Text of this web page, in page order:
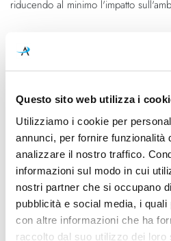
Questo sito web utilizza i
Utilizziamo i cookie per
annunci, per fornire funzionalità
analizzare il nostro traffico.
informazioni sul modo in cui
nostri partner che si occupano
pubblicità e social media, i
con altre informazioni che ha
raccolto dal suo utilizzo dei loro
riducendo al minimo l'impatto
Caratteristiche
PE07817.011.0514
Dimensioni
124mm - H 576mm
Potenza e attacco
2W - 2700K - 161Lm - CRI90 -
5V
Dimmerazione